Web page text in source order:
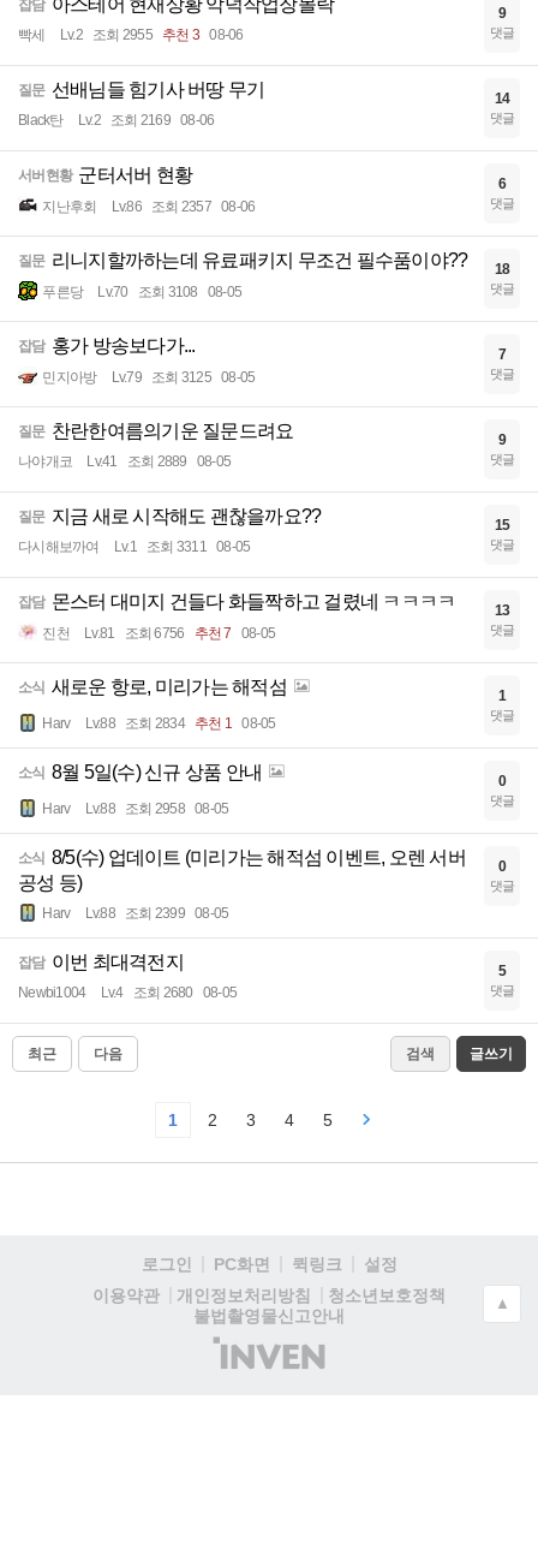
잡담 아스테어 현재상황 악덕작업장몰락
빡세 Lv.2 조회 2955 추천 3 08-06
9
댓글
질문 선배님들 힘기사 버땅 무기
Black탄 Lv.2 조회 2169 08-06
14
댓글
서버현황 군터서버 현황
지난후회 Lv.86 조회 2357 08-06
6
댓글
질문 리니지할까하는데 유료패키지 무조건 필수품이야??
푸른당 Lv.70 조회 3108 08-05
18
댓글
잡담 홍가 방송보다가...
민지아방 Lv.79 조회 3125 08-05
7
댓글
질문 찬란한여름의기운 질문드려요
나야개코 Lv.41 조회 2889 08-05
9
댓글
질문 지금 새로 시작해도 괜찮을까요??
다시해보까여 Lv.1 조회 3311 08-05
15
댓글
잡담 몬스터 대미지 건들다 화들짝하고 걸렸네 ㅋㅋㅋㅋ
진천 Lv.81 조회 6756 추천 7 08-05
13
댓글
소식 새로운 항로, 미리가는 해적섬
Harv Lv.88 조회 2834 추천 1 08-05
1
댓글
소식 8월 5일(수) 신규 상품 안내
Harv Lv.88 조회 2958 08-05
0
댓글
소식 8/5(수) 업데이트 (미리가는 해적섬 이벤트, 오렌 서버
공성 등)
Harv Lv.88 조회 2399 08-05
0
댓글
잡담 이번 최대격전지
Newbi1004 Lv.4 조회 2680 08-05
5
댓글
최근 다음 검색 글쓰기
1 2 3 4 5
로그인 PC화면 퀵링크
설정
이용약관
개인정보처리방침
청소년보호정책
불법촬영물신고안내
(주)
인
▲